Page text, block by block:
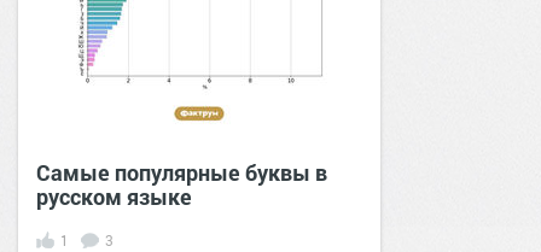
Самые популярные буквы в
русском языке
1 3